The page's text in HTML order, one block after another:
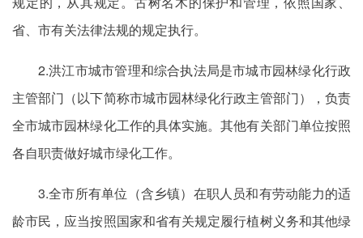
省、市有关法律法规的规定执行。
2.洪江市城市管理和综合执法局是市城市园林绿化行政
主管部门（以下简称市城市园林绿化行政主管部门），负责
全市城市园林绿化工作的具体实施。其他有关部门单位按照
各自职责做好城市绿化工作。
3.全市所有单位（含乡镇）在职人员和有劳动能力的适
龄市民，应当按照国家和省有关规定履行植树义务和其他绿